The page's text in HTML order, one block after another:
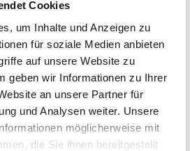
Cookies
um Inhalte und Anzeigen zu
für soziale Medien anbieten
auf unsere Website zu
geben wir Informationen zu Ihrer
an unsere Partner für
und Analysen weiter. Unsere
möglicherweise mit
die Sie ihnen bereitgestellt
aufbauen